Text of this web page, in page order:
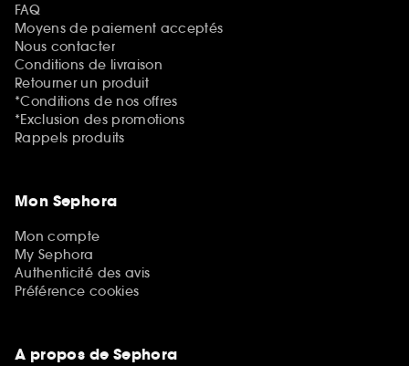
FAQ
Moyens de paiement acceptés
Nous contacter
Conditions de livraison
Retourner un produit
*Conditions de nos offres
*Exclusion des promotions
Rappels produits
Mon Sephora
Mon compte
My Sephora
Authenticité des avis
Préférence cookies
A propos de Sephora